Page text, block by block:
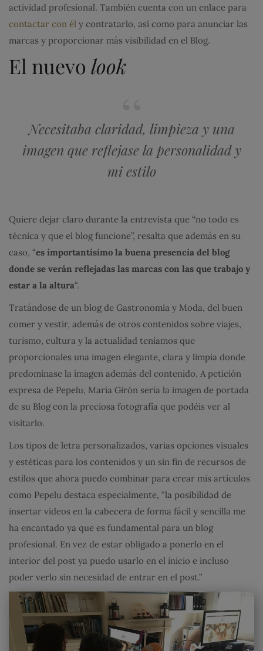
actividad profesional. También cuenta con un enlace para
contactar con él y contratarlo, así como para anunciar las
marcas y proporcionar más visibilidad en el Blog.
El nuevo look
Necesitaba claridad, limpieza y una
imagen que reflejase la personalidad y
mi estilo
Quiere dejar claro durante la entrevista que “no todo es
técnica y que el blog funcione”, resalta que además en su
caso, “es importantísimo la buena presencia del blog
donde se verán reflejadas las marcas con las que trabajo y
estar a la altura“.
Tratándose de un blog de Gastronomía y Moda, del buen
comer y vestir, además de otros contenidos sobre viajes,
turismo, cultura y la actualidad teníamos que
proporcionales una imagen elegante, clara y limpia donde
predominase la imagen además del contenido. A petición
expresa de Pepelu, María Girón sería la imagen de portada
de su Blog con la preciosa fotografía que podéis ver al
visitarlo.
Los tipos de letra personalizados, varias opciones visuales
y estéticas para los contenidos y un sin fin de recursos de
estilos que ahora puedo combinar para crear mis artículos
como Pepelu destaca especialmente, “la posibilidad de
insertar vídeos en la cabecera de forma fácil y sencilla me
ha encantado ya que es fundamental para un blog
profesional. En vez de estar obligado a ponerlo en el
interior del post ya puedo usarlo en el inicio e incluso
poder verlo sin necesidad de entrar en el post.”